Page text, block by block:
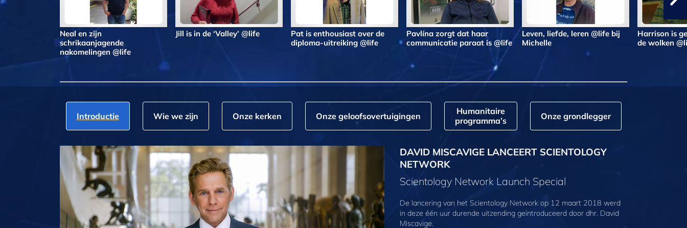
Neal en zijn
schrikaanjagende
nakomelingen @life
Jill is in de ‘Valley’ @life
Pat is enthousiast over de
diploma-uitreiking @life
Pavlína zorgt dat haar
communicatie paraat is @life
Leven, liefde, leren @life bij
Michelle
Harrison is
de wolken
Introductie Wie we zijn Onze kerken Onze geloofs­overtuigingen
Humanitaire
programma’s
Onze grondlegger
DAVID MISCAVIGE LANCEERT SCIENTOLOGY
NETWORK
Scientology Network Launch Special
De lancering van het Scientology Network op 12 maart 2018 werd
in deze één uur durende uitzending geïntroduceerd door dhr. David
Miscavige.